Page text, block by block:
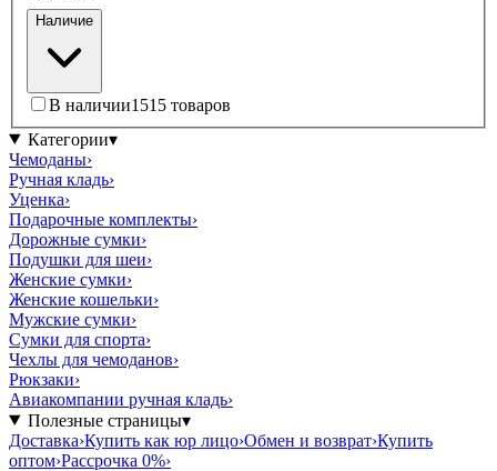
Наличие
В наличии1515 товаров
Категории▾
Чемоданы›
Ручная кладь›
Уценка›
Подарочные комплекты›
Дорожные сумки›
Подушки для шеи›
Женские сумки›
Женские кошельки›
Мужские сумки›
Сумки для спорта›
Чехлы для чемоданов›
Рюкзаки›
Авиакомпании ручная кладь›
Полезные страницы▾
Доставка›Купить как юр лицо›Обмен и возврат›Купить
оптом›Рассрочка 0%›